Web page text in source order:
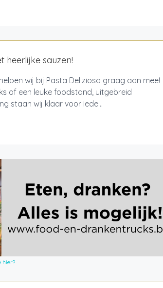
heerlijke sauzen!
wij bij Pasta Deliziosa graag aan mee!
of een leuke foodstand, uitgebreid
staan wij klaar voor iede...
hier?